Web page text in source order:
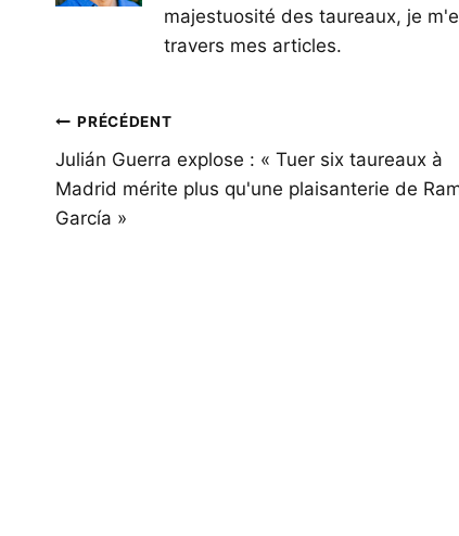
majestuosité des taureaux, je
travers mes articles.
Navigation
de
l’article
PRÉCÉDENT
Julián Guerra explose : « Tuer six taureaux à
Madrid mérite plus qu'une plaisanterie de
García »